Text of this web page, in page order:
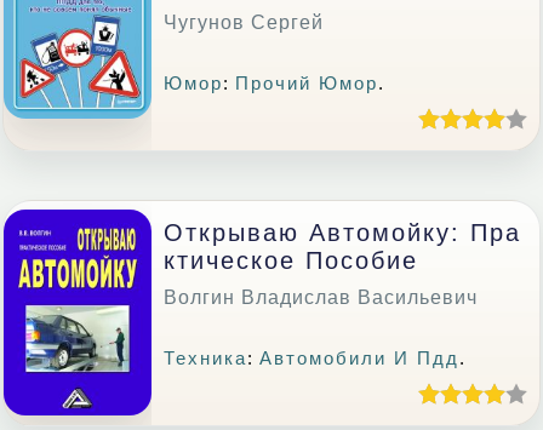
Чугунов Сергей
Юмор: Прочий Юмор.
Открываю Автомойку: Пра
Ктическое Пособие
Волгин Владислав Васильевич
Техника:Автомобили И Пдд .